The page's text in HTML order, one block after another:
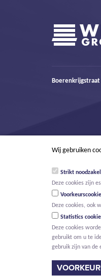
© Willemen Groep
Wij gebruiken
Strikt
Deze cookies zijn
Deze cookies, ook
Statistics
Deze cookies
gebruikt om u te
gebruik zijn van de